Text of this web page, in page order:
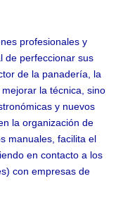
profesionales y
de perfeccionar sus
de la panadería, la
la técnica, sino
y nuevos
la organización de
manuales, facilita el
en contacto a los
con empresas de